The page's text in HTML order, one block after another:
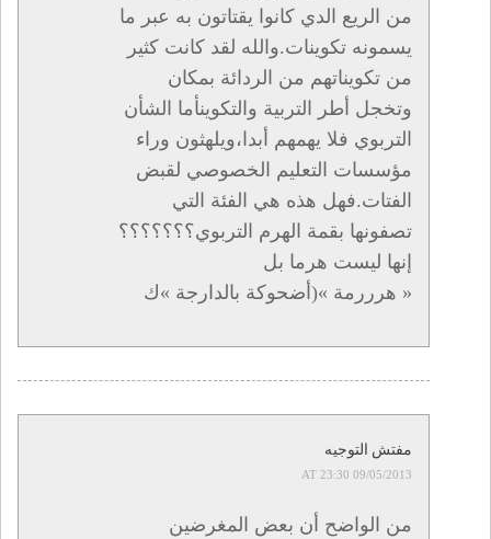
من الريع الدي كانوا يقتاتون به عبر ما
يسمونه تكوينات.والله لقد كانت كثير
من تكويناتهم من الردائة بمكان
وتخجل أطر التربية والتكوينأما الشأن
التربوي فلا يهمهم أبدا،ويلهثون وراء
مؤسسات التعليم الخصوصي لقبض
الفتات.فهل هذه هي الفئة التي
تصفونها بقمة الهرم التربوي؟؟؟؟؟؟؟
إنها ليست هرما بل
« هرررمة »(أضحوكة بالدارجة »ك
مفتش التوجيه
09/05/2013 AT 23:30
من الواضح أن بعض المغرضين